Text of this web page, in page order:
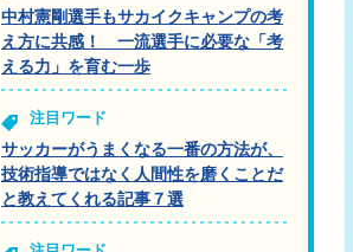
中村憲剛選手もサカイクキャンプの考
え方に共感！ 一流選手に必要な「考
える力」を育む一歩
注目ワード
サッカーがうまくなる一番の方法が、
技術指導ではなく人間性を磨くことだ
と教えてくれる記事７選